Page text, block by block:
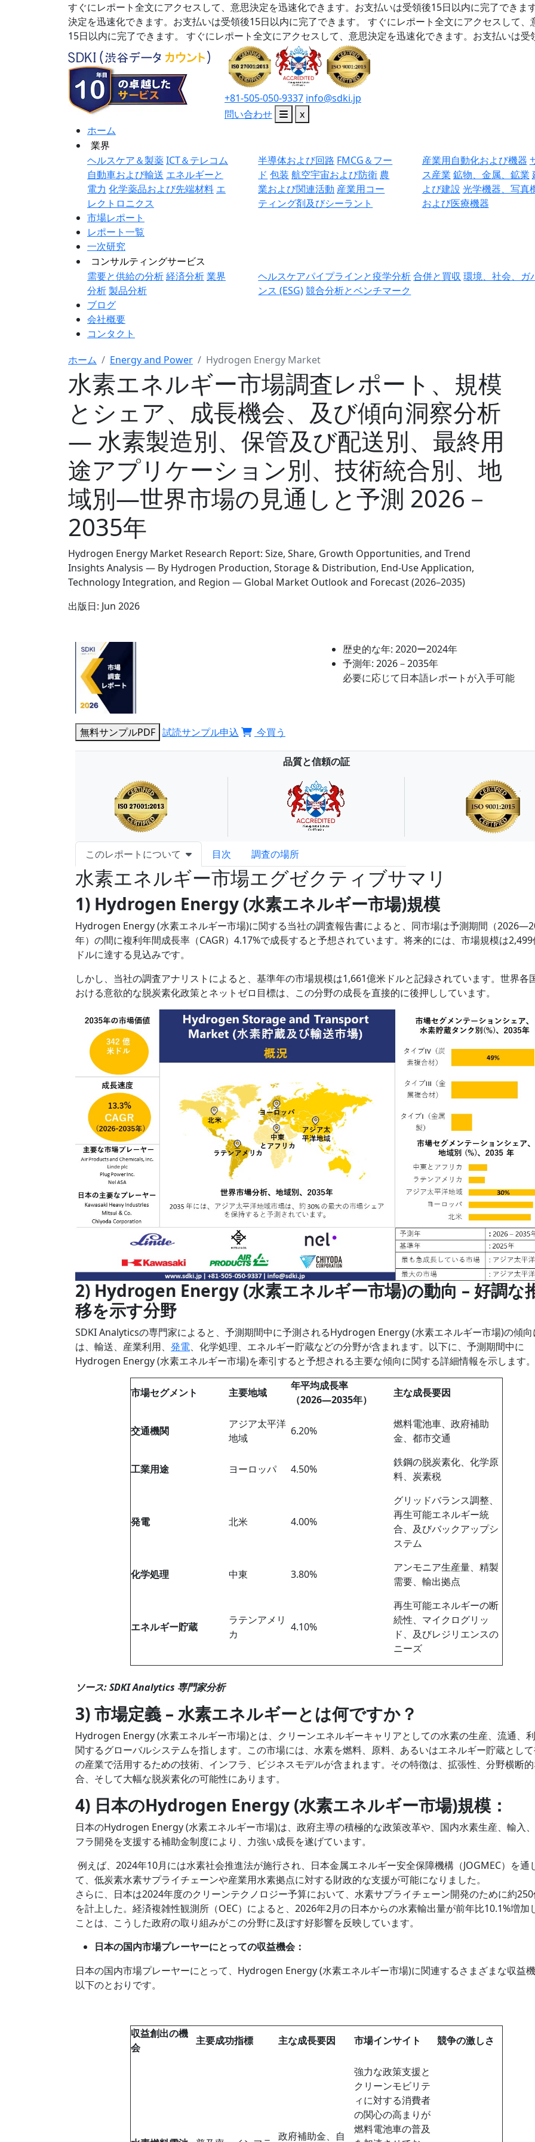
すぐにレポート全文にアクセスして、意思決定を迅速化できます。お支払いは受領後15日以内に完了できま
決定を迅速化できます。お支払いは受領後15日以内に完了できます。
すぐにレポート全文にアクセスして
15日以内に完了できます。
すぐにレポート全文にアクセスして、意思決定を迅速化できます。お支払いは
+81-505-050-9337 info@sdki.jp
問い合わせ
x
ホーム
業界
ヘルスケア＆製薬ICT＆テレコム
自動車および輸送 エネルギーと
電力 化学薬品および先端材料 エ
レクトロニクス
半導体および回路 FMCG＆フー
ド 包装 航空宇宙および防衛 農
業および関連活動 産業用コー
ティング剤及びシーラント
産業用自動化および機器
ス産業 鉱物、金属、鉱業
よび建設 光学機器、写真
および医療機器
市場レポート
レポート一覧
一次研究
コンサルティングサービス
需要と供給の分析経済分析業界
分析製品分析
ヘルスケアパイプラインと疫学分析合併と買収 環境、社会、ガ
ンス (ESG)競合分析とベンチマーク
ブログ
会社概要
コンタクト
ホーム
Energy and Power Hydrogen Energy Market
水素エネルギー市場調査レポート、規模
とシェア、成長機会、及び傾向洞察分析
― 水素製造別、保管及び配送別、最終用
途アプリケーション別、技術統合別、地
域別―世界市場の見通しと予測 2026－
2035年
Hydrogen Energy Market Research Report: Size, Share, Growth Opportunities, and Trend
Insights Analysis — By Hydrogen Production, Storage & Distribution, End-Use Application,
Technology Integration, and Region — Global Market Outlook and Forecast (2026–2035)
出版日: Jun 2026
歴史的な年: 2020ー2024年
予測年: 2026－2035年
必要に応じて日本語レポートが入手可能
無料サンプルPDF 試読サンプル申込 今買う
品質と信頼の証
このレポートについて 目次 調査の場所
水素エネルギー市場エグゼクティブサマリ
1) Hydrogen Energy (水素エネルギー市場)規模
Hydrogen Energy (水素エネルギー市場)に関する当社の調査報告書によると、同市場は予測期間（
年）の間に複利年間成長率（CAGR）4.17%で成長すると予想されています。将来的には、市場規模は
ドルに達する見込みです。
しかし、当社の調査アナリストによると、基準年の市場規模は1,661億米ドルと記録されています。世界各
おける意欲的な脱炭素化政策とネットゼロ目標は、この分野の成長を直接的に後押ししています。
2) Hydrogen Energy (水素エネルギー市場)の動向 – 好調な
移を示す分野
SDKI Analyticsの専門家によると、予測期間中に予測されるHydrogen Energy (水素エネルギー市場)の傾向
は、輸送、産業利用、 発電、化学処理、エネルギー貯蔵などの分野が含まれます。以下に、予測期間中に
Hydrogen Energy (水素エネルギー市場)を牽引すると予想される主要な傾向に関する詳細情報を示します。
市場セグメント 主要地域
年平均成長率
（2026―2035年）
主な成長要因
交通機関
アジア太平洋
地域
6.20%
燃料電池車、政府補助
金、都市交通
工業用途 ヨーロッパ 4.50%
鉄鋼の脱炭素化、化学原
料、炭素税
発電 北米 4.00%
グリッドバランス調整、
再生可能エネルギー統
合、及びバックアップシ
ステム
化学処理 中東 3.80%
アンモニア生産量、精製
需要、輸出拠点
エネルギー貯蔵
ラテンアメリ
カ
4.10%
再生可能エネルギーの断
続性、マイクログリッ
ド、及びレジリエンスの
ニーズ
ソース: SDKI Analytics 専門家分析
3) 市場定義 – 水素エネルギーとは何ですか？
Hydrogen Energy (水素エネルギー市場)とは、クリーンエネルギーキャリアとしての水素の生産、流通、
関するグローバルシステムを指します。この市場には、水素を燃料、原料、あるいはエネルギー貯蔵とし
の産業で活用するための技術、インフラ、ビジネスモデルが含まれます。その特徴は、拡張性、分野横断
合、そして大幅な脱炭素化の可能性にあります。
4) 日本のHydrogen Energy (水素エネルギー市場)規模：
日本のHydrogen Energy (水素エネルギー市場)は、政府主導の積極的な政策改革や、国内水素生産、輸入
フラ開発を支援する補助金制度により、力強い成長を遂げています。
例えば、2024年10月には水素社会推進法が施行され、日本金属エネルギー安全保障機構（JOGMEC）を通
て、低炭素水素サプライチェーンや産業用水素拠点に対する財政的な支援が可能になりました。
さらに、日本は2024年度のクリーンテクノロジー予算において、水素サプライチェーン開発のために約
を計上した。経済複雑性観測所（OEC）によると、2026年2月の日本からの水素輸出量が前年比10.1%増加
ことは、こうした政府の取り組みがこの分野に及ぼす好影響を反映しています。
日本の国内市場プレーヤーにとっての収益機会：
日本の国内市場プレーヤーにとって、Hydrogen Energy (水素エネルギー市場)に関連するさまざまな収益
以下のとおりです。
収益創出の機
会
主要成功指標 主な成長要因 市場インサイト 競争の激しさ
政府補助金、自
強力な政策支援と
クリーンモビリテ
ィに対する消費者
の関心の高まりが
燃料電池車の普及